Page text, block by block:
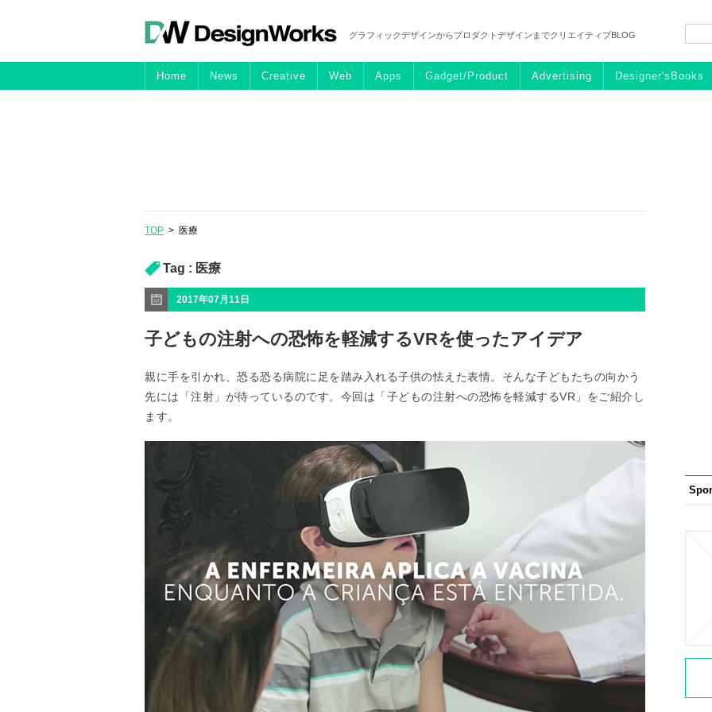
グラフィックデザインからプロダクトデザインまでクリエイティブBLOG
Home News Creative Web Apps Gadget/Product Advertising Designer'sBooks
TOP > 医療
Tag : 医療
2017年07月11日
子どもの注射への恐怖を軽減するVRを使ったアイデア
親に手を引かれ、恐る恐る病院に足を踏み入れる子供の怯えた表情。そんな子どもたちの向かう
先には「注射」が待っているのです。今回は「子どもの注射への恐怖を軽減するVR」をご紹介し
ます。